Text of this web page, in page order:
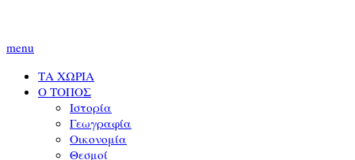
menu
ΤΑ ΧΩΡΙΑ
Ο ΤΟΠΟΣ
Ιστορία
Γεωγραφία
Οικονομία
Θεσμοί